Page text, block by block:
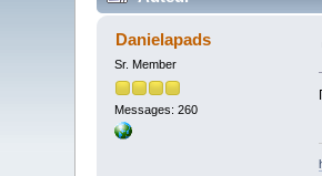
Danielapads
Sr. Member
Messages: 260